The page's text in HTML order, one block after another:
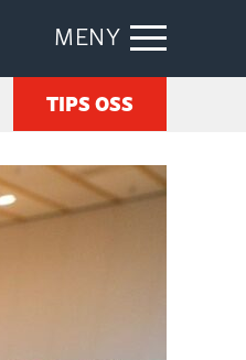
MENY
TIPS OSS